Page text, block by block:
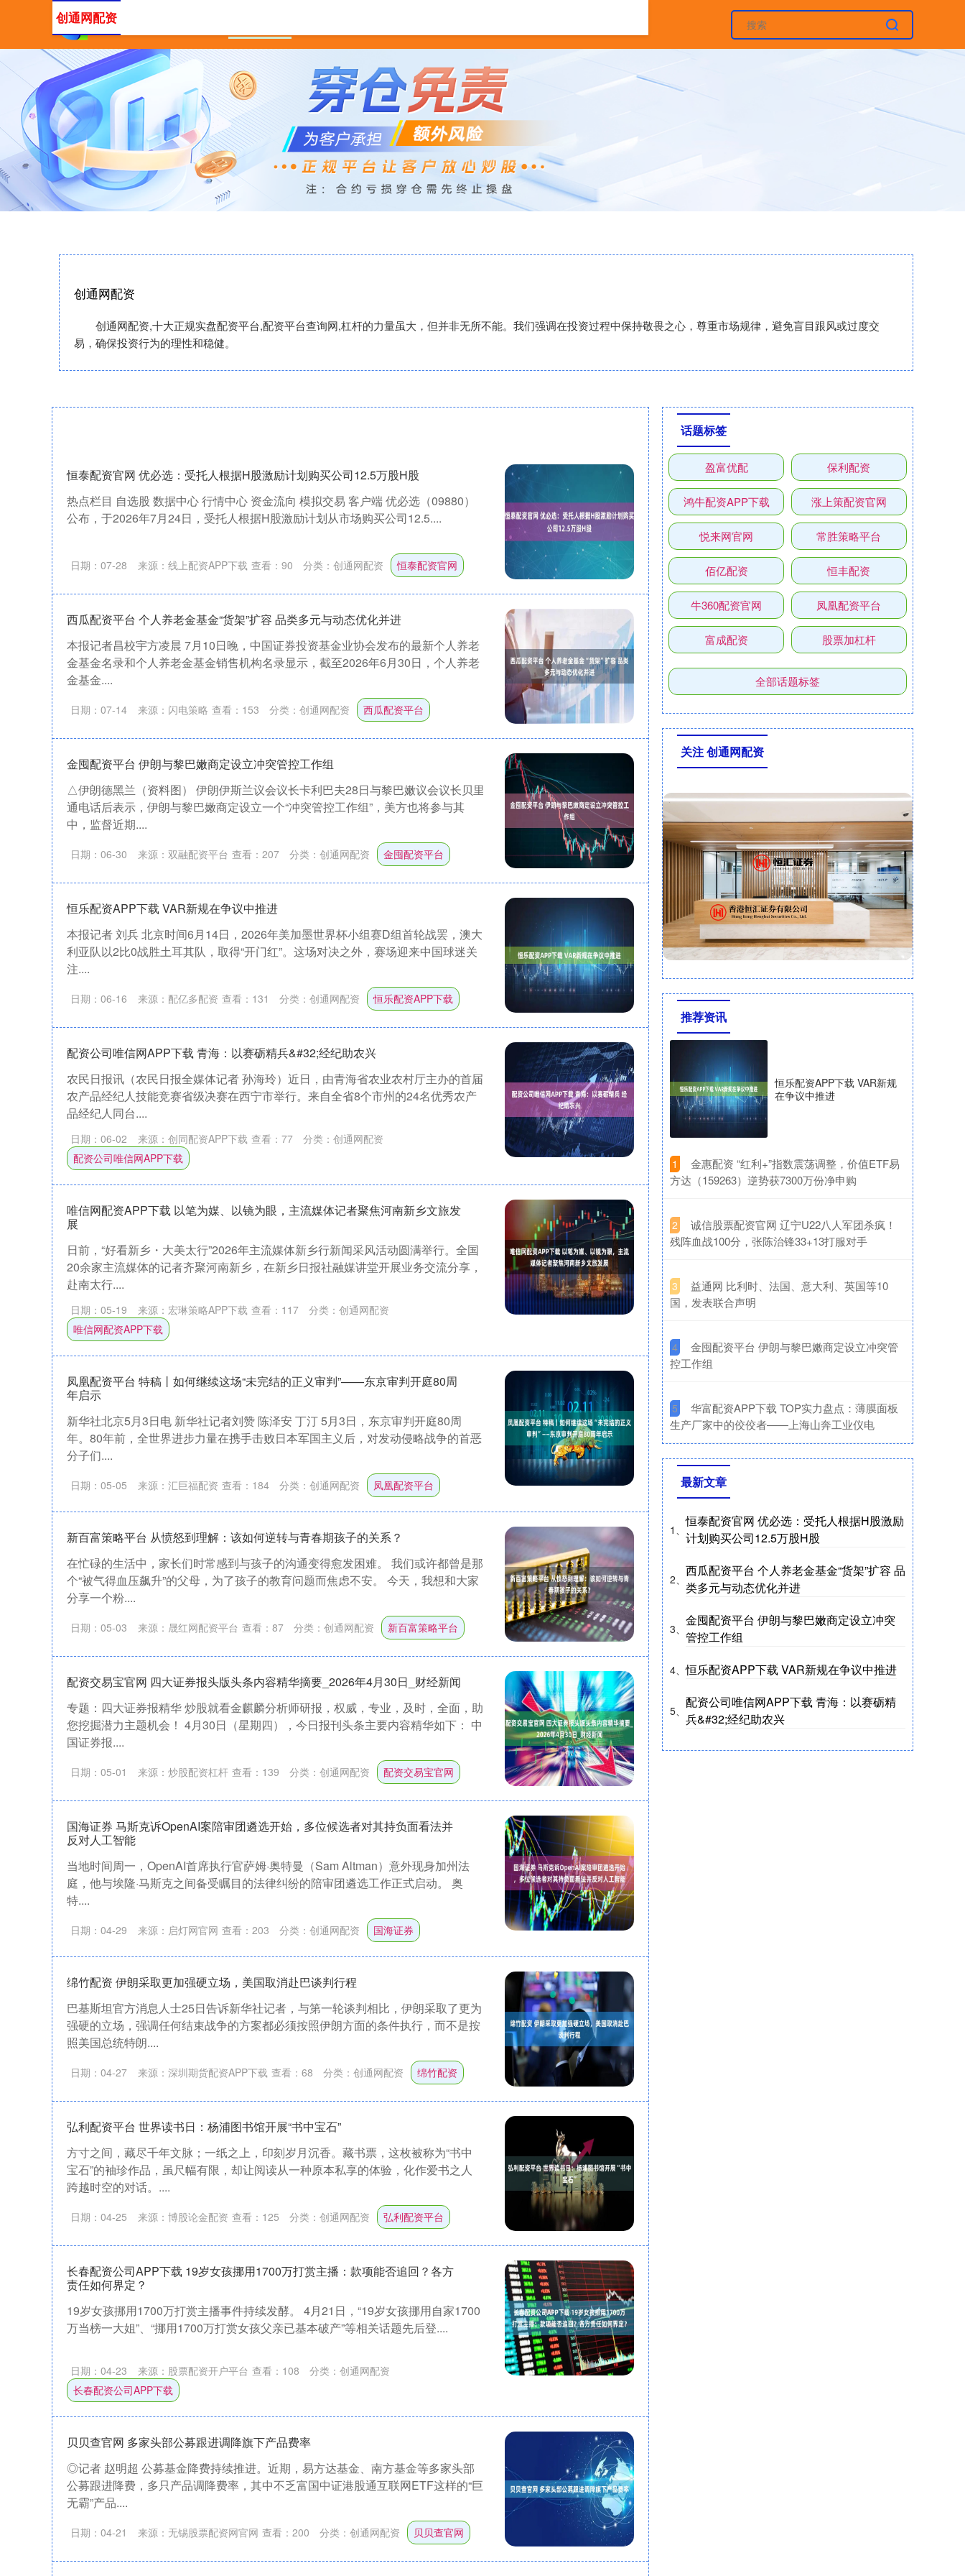
创通网配资
创通网配资,十大正规实盘配资平台,配资平台查询网,杠杆的力量虽大，但并非无所不能。我们强调在投资过程中保持敬畏之心，尊重市场规律，避免盲目跟风或过度交
易，确保投资行为的理性和稳健。
创通网配资
恒泰配资官网 优必选：受托人根据H股激励计划购买公司12.5万股H股
热点栏目 自选股 数据中心 行情中心 资金流向 模拟交易 客户端 优必选（09880）
公布，于2026年7月24日，受托人根据H股激励计划从市场购买公司12.5....
日期：07-28 来源：线上配资APP下载 查看： 90 分类： 创通网配资 恒泰配资官网
西瓜配资平台 个人养老金基金“货架”扩容 品类多元与动态优化并进
本报记者昌校宇方凌晨 7月10日晚，中国证券投资基金业协会发布的最新个人养老
金基金名录和个人养老金基金销售机构名录显示，截至2026年6月30日，个人养老
金基金....
日期：07-14 来源：闪电策略 查看： 153 分类： 创通网配资 西瓜配资平台
金囤配资平台 伊朗与黎巴嫩商定设立冲突管控工作组
△伊朗德黑兰（资料图） 伊朗伊斯兰议会议长卡利巴夫28日与黎巴嫩议会议长贝里
通电话后表示，伊朗与黎巴嫩商定设立一个“冲突管控工作组”，美方也将参与其
中，监督近期....
日期：06-30 来源：双融配资平台 查看： 207 分类： 创通网配资 金囤配资平台
恒乐配资APP下载 VAR新规在争议中推进
本报记者 刘兵 北京时间6月14日，2026年美加墨世界杯小组赛D组首轮战罢，澳大
利亚队以2比0战胜土耳其队，取得“开门红”。这场对决之外，赛场迎来中国球迷关
注....
日期：06-16 来源：配亿多配资 查看： 131 分类： 创通网配资 恒乐配资APP下载
配资公司唯信网APP下载 青海：以赛砺精兵&#32;经纪助农兴
农民日报讯（农民日报全媒体记者 孙海玲）近日，由青海省农业农村厅主办的首届
农产品经纪人技能竞赛省级决赛在西宁市举行。来自全省8个市州的24名优秀农产
品经纪人同台....
日期：06-02 来源：创同配资APP下载 查看： 77 分类： 创通网配资
配资公司唯信网APP下载
唯信网配资APP下载 以笔为媒、以镜为眼，主流媒体记者聚焦河南新乡文旅发
展
日前，“好看新乡・大美太行”2026年主流媒体新乡行新闻采风活动圆满举行。全国
20余家主流媒体的记者齐聚河南新乡，在新乡日报社融媒讲堂开展业务交流分享，
赴南太行....
日期：05-19 来源：宏琳策略APP下载 查看： 117 分类： 创通网配资
唯信网配资APP下载
凤凰配资平台 特稿丨如何继续这场“未完结的正义审判”——东京审判开庭80周
年启示
新华社北京5月3日电 新华社记者刘赞 陈泽安 丁汀 5月3日，东京审判开庭80周
年。80年前，全世界进步力量在携手击败日本军国主义后，对发动侵略战争的首恶
分子们....
日期：05-05 来源：汇巨福配资 查看： 184 分类： 创通网配资 凤凰配资平台
新百富策略平台 从愤怒到理解：该如何逆转与青春期孩子的关系？
在忙碌的生活中，家长们时常感到与孩子的沟通变得愈发困难。 我们或许都曾是那
个“被气得血压飙升”的父母，为了孩子的教育问题而焦虑不安。 今天，我想和大家
分享一个粉....
日期：05-03 来源：晟红网配资平台 查看： 87 分类： 创通网配资 新百富策略平台
配资交易宝官网 四大证券报头版头条内容精华摘要_2026年4月30日_财经新闻
专题：四大证券报精华 炒股就看金麒麟分析师研报，权威，专业，及时，全面，助
您挖掘潜力主题机会！ 4月30日（星期四），今日报刊头条主要内容精华如下： 中
国证券报....
日期：05-01 来源：炒股配资杠杆 查看： 139 分类： 创通网配资 配资交易宝官网
国海证券 马斯克诉OpenAI案陪审团遴选开始，多位候选者对其持负面看法并
反对人工智能
当地时间周一，OpenAI首席执行官萨姆·奥特曼（Sam Altman）意外现身加州法
庭，他与埃隆·马斯克之间备受瞩目的法律纠纷的陪审团遴选工作正式启动。 奥
特....
日期：04-29 来源：启灯网官网 查看： 203 分类： 创通网配资 国海证券
绵竹配资 伊朗采取更加强硬立场，美国取消赴巴谈判行程
巴基斯坦官方消息人士25日告诉新华社记者，与第一轮谈判相比，伊朗采取了更为
强硬的立场，强调任何结束战争的方案都必须按照伊朗方面的条件执行，而不是按
照美国总统特朗....
日期：04-27 来源：深圳期货配资APP下载 查看： 68 分类： 创通网配资 绵竹配资
弘利配资平台 世界读书日：杨浦图书馆开展“书中宝石”
方寸之间，藏尽千年文脉；一纸之上，印刻岁月沉香。藏书票，这枚被称为“书中
宝石”的袖珍作品，虽尺幅有限，却让阅读从一种原本私享的体验，化作爱书之人
跨越时空的对话。....
日期：04-25 来源：博股论金配资 查看： 125 分类： 创通网配资 弘利配资平台
长春配资公司APP下载 19岁女孩挪用1700万打赏主播：款项能否追回？各方
责任如何界定？
19岁女孩挪用1700万打赏主播事件持续发酵。 4月21日，“19岁女孩挪用自家1700
万当榜一大姐”、“挪用1700万打赏女孩父亲已基本破产”等相关话题先后登....
日期：04-23 来源：股票配资开户平台 查看： 108 分类： 创通网配资
长春配资公司APP下载
贝贝查官网 多家头部公募跟进调降旗下产品费率
◎记者 赵明超 公募基金降费持续推进。近期，易方达基金、南方基金等多家头部
公募跟进降费，多只产品调降费率，其中不乏富国中证港股通互联网ETF这样的“巨
无霸”产品....
日期：04-21 来源：无锡股票配资网官网 查看： 200 分类： 创通网配资 贝贝查官网
话题标签
盈富优配 保利配资
鸿牛配资APP下载 涨上策配资官网
悦来网官网 常胜策略平台
佰亿配资 恒丰配资
牛360配资官网 凤凰配资平台
富成配资 股票加杠杆
全部话题标签
关注 创通网配资
推荐资讯
恒乐配资APP下载 VAR新规
在争议中推进
1
​金惠配资 “红利+”指数震荡调整，价值ETF易
方达（159263）逆势获7300万份净申购
2
​诚信股票配资官网 辽宁U22八人军团杀疯！
残阵血战100分，张陈治锋33+13打服对手
3
​益通网 比利时、法国、意大利、英国等10
国，发表联合声明
4
​金囤配资平台 伊朗与黎巴嫩商定设立冲突管
控工作组
5
​华富配资APP下载 TOP实力盘点：薄膜面板
生产厂家中的佼佼者——上海山奔工业仪电
最新文章
1、
恒泰配资官网 优必选：受托人根据H股激励
计划购买公司12.5万股H股
2、
西瓜配资平台 个人养老金基金“货架”扩容 品
类多元与动态优化并进
3、
金囤配资平台 伊朗与黎巴嫩商定设立冲突
管控工作组
4、恒乐配资APP下载 VAR新规在争议中推进
5、
配资公司唯信网APP下载 青海：以赛砺精
兵&#32;经纪助农兴